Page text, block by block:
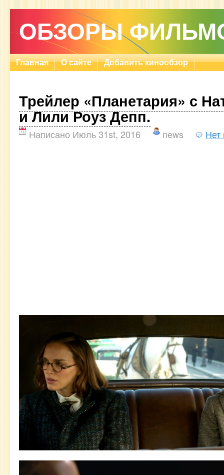
ОБЗОРЫ
Главная О сайте Добавить кинообзор
Трейлер «Планетария» с
и Лили Роуз Депп.
Написано Июль 31st, 2016 news Нет